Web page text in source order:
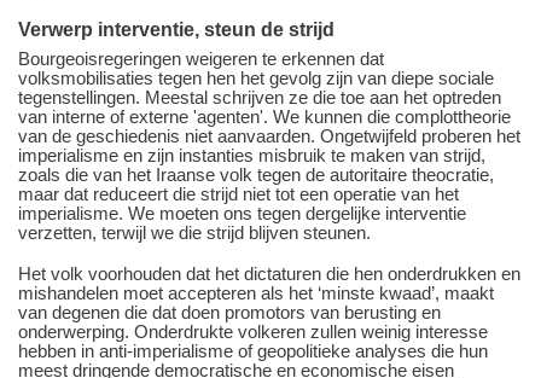
Verwerp interventie, steun de strijd
Bourgeoisregeringen weigeren te erkennen dat
volksmobilisaties tegen hen het gevolg zijn van diepe sociale
tegenstellingen. Meestal schrijven ze die toe aan het optreden
van interne of externe 'agenten'. We kunnen die complottheorie
van de geschiedenis niet aanvaarden. Ongetwijfeld proberen het
imperialisme en zijn instanties misbruik te maken van strijd,
zoals die van het Iraanse volk tegen de autoritaire theocratie,
maar dat reduceert die strijd niet tot een operatie van het
imperialisme. We moeten ons tegen dergelijke interventie
verzetten, terwijl we die strijd blijven steunen.
Het volk voorhouden dat het dictaturen die hen onderdrukken en
mishandelen moet accepteren als het ‘minste kwaad’, maakt
van degenen die dat doen promotors van berusting en
onderwerping. Onderdrukte volkeren zullen weinig interesse
hebben in anti-imperialisme of geopolitieke analyses die hun
meest dringende democratische en economische eisen